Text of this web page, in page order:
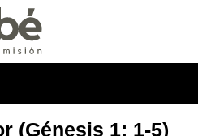
(Génesis 1: 1-5)